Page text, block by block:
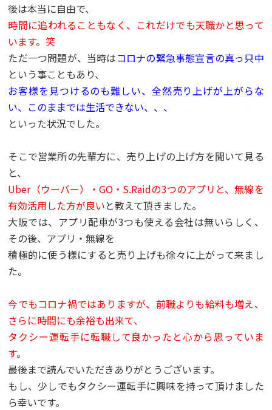
後は本当に自由で、
時間に追われることもなく、これだけでも天職かと思って
います。笑
ただ一つ問題が、当時はコロナの緊急事態宣言の真っ只中
という事こともあり、
お客様を見つけるのも難しい、全然売り上げが上がらな
い、このままでは生活できない、、、
といった状況でした。
そこで営業所の先輩方に、売り上げの上げ方を聞いて見る
と、
Uber（ウーバー）・GO・S.Raidの3つのアプリと、無線を
有効活用した方が良いと教えて頂きました。
大阪では、アプリ配車が3つも使える会社は無いらしく、
その後、アプリ・無線を
積極的に使う様にすると売り上げも徐々に上がって来まし
た。
今でもコロナ禍ではありますが、 前職よりも給料も増え、
さらに時間にも余裕も出来て、
タクシー運転手に転職して良かったと心から思っていま
す。
最後まで読んでいただきありがとうございます。
もし、少しでもタクシー運転手に興味を持って頂けました
ら幸いです。